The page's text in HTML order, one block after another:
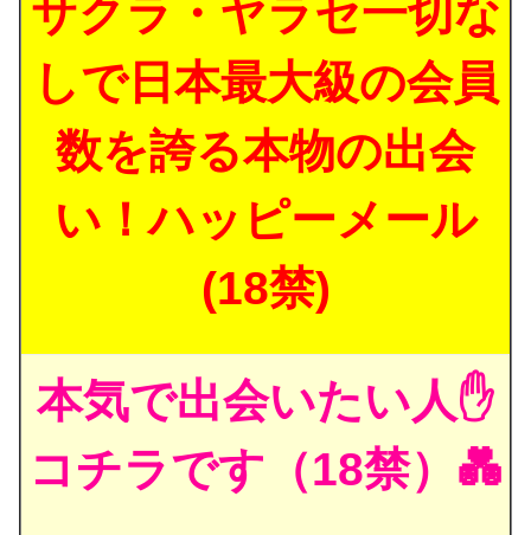
サクラ・ヤラセ一切な
しで日本最大級の会員
数を誇る本物の出会
い！ハッピーメール
(18禁)
本気で出会いたい人✋
コチラです（18禁）💑